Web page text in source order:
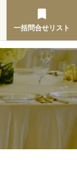
一括問合せリスト